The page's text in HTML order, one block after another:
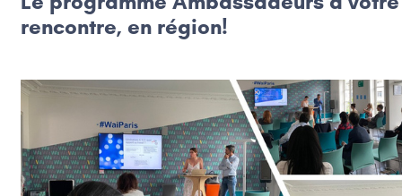
rencontre, en région!